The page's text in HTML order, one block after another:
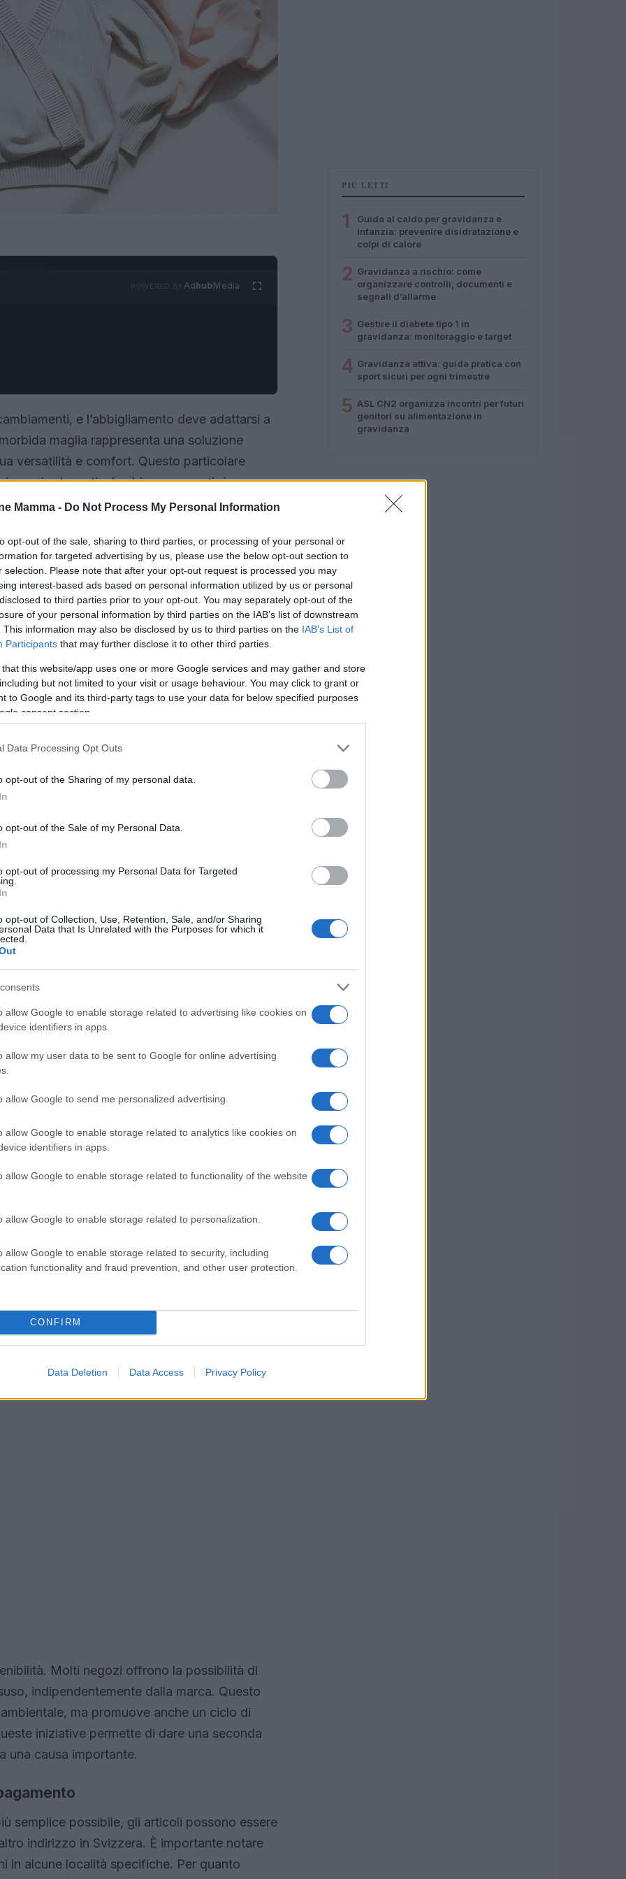
Mamma - Do Not Process My Personal Information
opt-out of the sale, sharing to third parties, or processing of your personal or
for targeted advertising by us, please use the below opt-out section to
selection. Please note that after your opt-out request is processed you may
interest-based ads based on personal information utilized by us or personal
to third parties prior to your opt-out. You may separately opt-out of the
of your personal information by third parties on the IAB’s list of downstream
This information may also be disclosed by us to third parties on the IAB’s List of
Participants that may further disclose it to other third parties.
that this website/app uses one or more Google services and may gather and store
but not limited to your visit or usage behaviour. You may click to grant or
to Google and its third-party tags to use your data for below specified purposes
consent section.
Data Processing Opt Outs
opt-out of the Sharing of my personal data.
opt-out of the Sale of my Personal Data.
opt-out of processing my Personal Data for Targeted
opt-out of Collection, Use, Retention, Sale, and/or Sharing
Data that Is Unrelated with the Purposes for which it
allow Google to enable storage related to advertising like cookies on
identifiers in apps.
allow my user data to be sent to Google for online advertising
allow Google to send me personalized advertising.
allow Google to enable storage related to analytics like cookies on
identifiers in apps.
allow Google to enable storage related to functionality of the website
allow Google to enable storage related to personalization.
allow Google to enable storage related to security, including
functionality and fraud prevention, and other user protection.
CONFIRM
Data Deletion Data Access Privacy Policy
AdhubMedia
e l’abbigliamento deve adattarsi a
maglia rappresenta una soluzione
versatilità e comfort. Questo particolare
davanti e lembi sovrapposti, è
ogni momento più semplice e pratico.
mantenere uno stile elegante, anche nei
lunghe, con spalle basse che
Il bordo a costine, presente sullo scollo,
di dettaglio e rifinitura. Grazie alla sua
sia durante la gravidanza che dopo,
così un utilizzo prolungato nel tempo.
il corpo, mentre la progettazione
compromettere il comfort.
essere indossato con un paio di jeans
un pantalone elegante per un’uscita
di tendenza, è possibile
unico e adatto a ogni occasione. La
have nel guardaroba di ogni futura mamma.
possibile, è consigliabile seguire
o in lavatrice a basse temperature per
di candeggina e asciugare all’aria per
accorgimenti, il pullover potrà
mantenendo la sua morbidezza e
Molti negozi offrono la possibilità di
indipendentemente dalla marca. Questo
ma promuove anche un ciclo di
iniziative permette di dare una seconda
una causa importante.
semplice possibile, gli articoli possono essere
indirizzo in Svizzera. È importante notare
in alcune località specifiche. Per quanto
PIÙ LETTI
1
Guida al caldo per gravidanza e
infanzia: prevenire disidratazione e
colpi di calore
2 Gravidanza a rischio: come
organizzare controlli, documenti e
segnali d’allarme
3 Gestire il diabete tipo 1 in
gravidanza: monitoraggio e target
4 Gravidanza attiva: guida pratica con
sport sicuri per ogni trimestre
5 ASL CN2 organizza incontri per futuri
genitori su alimentazione in
gravidanza